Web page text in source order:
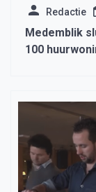
Redactie
Medemblik
100